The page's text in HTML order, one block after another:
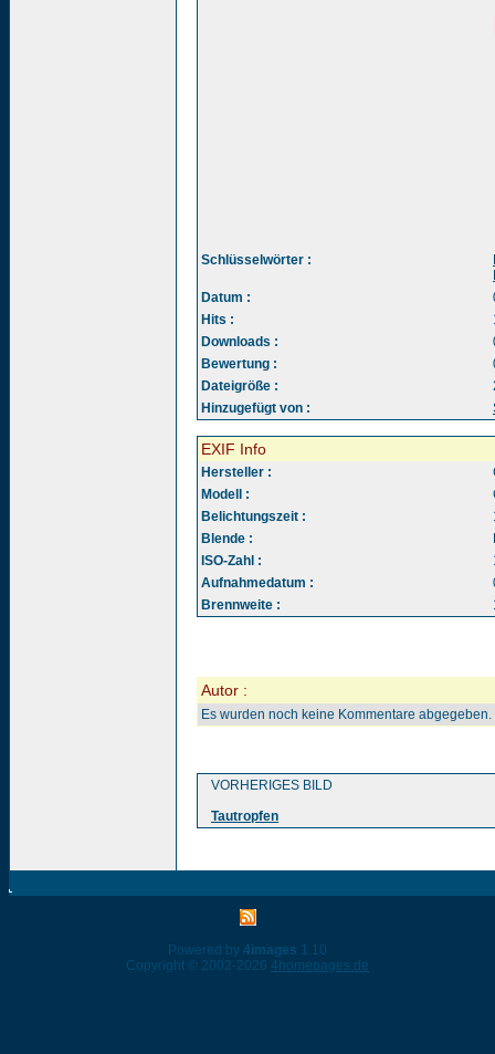
Schlüsselwörter :
Datum :
Hits :
Downloads :
Bewertung :
Dateigröße :
Hinzugefügt von :
EXIF Info
Hersteller :
Modell :
Belichtungszeit :
Blende :
ISO-Zahl :
Aufnahmedatum :
Brennweite :
Autor :
Es wurden noch keine Kommentare abgegeben.
VORHERIGES BILD
Tautropfen
Powered by 4images 1.10
Copyright © 2002-2026 4homepages.de